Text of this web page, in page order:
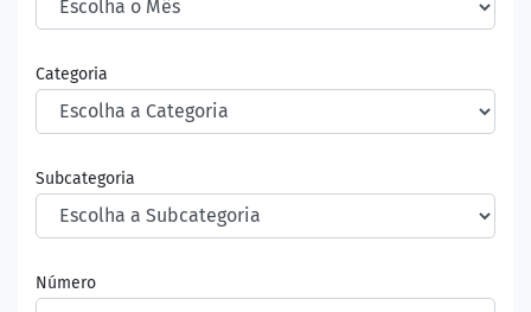
Categoria
Subcategoria
Número